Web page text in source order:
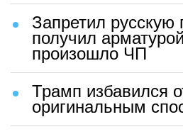
Запретил
получил
произошло ЧП
Трамп избавился
оригинальным